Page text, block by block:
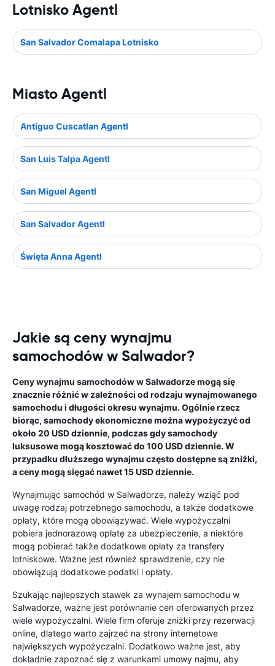
Lotnisko Agentl
San Salvador Comalapa Lotnisko
Miasto Agentl
Antiguo Cuscatlan Agentl
San Luis Talpa Agentl
San Miguel Agentl
San Salvador Agentl
Święta Anna Agentl
Jakie są ceny wynajmu
samochodów w Salwador?
Ceny wynajmu samochodów w Salwadorze mogą się
znacznie różnić w zależności od rodzaju wynajmowanego
samochodu i długości okresu wynajmu. Ogólnie rzecz
biorąc, samochody ekonomiczne można wypożyczyć od
około 20 USD dziennie, podczas gdy samochody
luksusowe mogą kosztować do 100 USD dziennie. W
przypadku dłuższego wynajmu często dostępne są zniżki,
a ceny mogą sięgać nawet 15 USD dziennie.
Wynajmując samochód w Salwadorze, należy wziąć pod
uwagę rodzaj potrzebnego samochodu, a także dodatkowe
opłaty, które mogą obowiązywać. Wiele wypożyczalni
pobiera jednorazową opłatę za ubezpieczenie, a niektóre
mogą pobierać także dodatkowe opłaty za transfery
lotniskowe. Ważne jest również sprawdzenie, czy nie
obowiązują dodatkowe podatki i opłaty.
Szukając najlepszych stawek za wynajem samochodu w
Salwadorze, ważne jest porównanie cen oferowanych przez
wiele wypożyczalni. Wiele firm oferuje zniżki przy rezerwacji
online, dlatego warto zajrzeć na strony internetowe
największych wypożyczalni. Dodatkowo ważne jest, aby
dokładnie zapoznać się z warunkami umowy najmu, aby